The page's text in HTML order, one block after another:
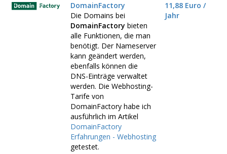
DomainFactory
Die Domains bei
DomainFactory bieten
alle Funktionen, die man
benötigt. Der Nameserver
kann geändert werden,
ebenfalls können die
DNS-Einträge verwaltet
werden. Die Webhosting-
Tarife von
DomainFactory habe ich
ausführlich im Artikel
DomainFactory
Erfahrungen - Webhosting
getestet.
11,88 Euro /
Jahr